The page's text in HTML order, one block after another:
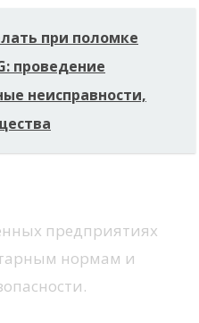
при поломке
проведение
неисправности,
предприятиях
нормам и